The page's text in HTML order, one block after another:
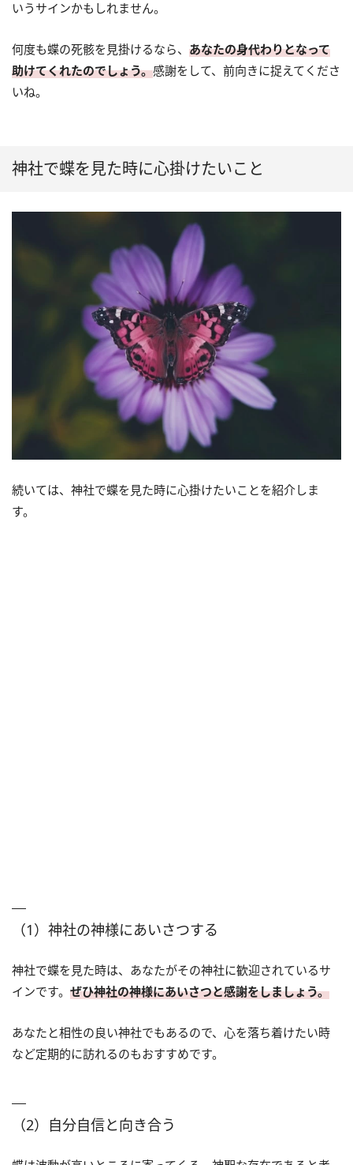
いうサインかもしれません。
何度も蝶の死骸を見掛けるなら、 あなたの身代わりとなって
助けてくれたのでしょう。感謝をして、前向きに捉えてくださ
いね。
神社で蝶を見た時に心掛けたいこと
続いては、神社で蝶を見た時に心掛けたいことを紹介しま
す。
（1）神社の神様にあいさつする
神社で蝶を見た時は、あなたがその神社に歓迎されているサ
インです。 ぜひ神社の神様にあいさつと感謝をしましょう。
あなたと相性の良い神社でもあるので、心を落ち着けたい時
など定期的に訪れるのもおすすめです。
（2）自分自信と向き合う